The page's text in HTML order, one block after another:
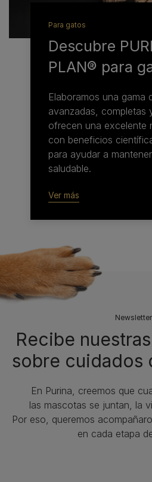
Para gatos
Descubre
PLAN® para
Elaboramos una gama
avanzadas, completas
ofrecen una excelente
con beneficios
para ayudar a
saludable.
Ver más
Newsletter
Recibe
sobre cuidados
En Purina, creemos que
las mascotas se juntan, la
Por eso, queremos
en cada etapa